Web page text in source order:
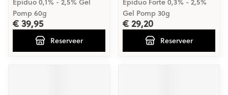
Epiduo 0,1% - 2,5% Gel
Pomp 60g
€ 39,95
Reserveer
Epiduo Forte 0,3% - 2,5%
Gel Pomp 30g
€ 29,20
Reserveer